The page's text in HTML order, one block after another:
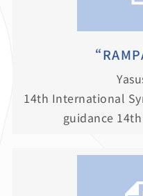
14th International
guidance